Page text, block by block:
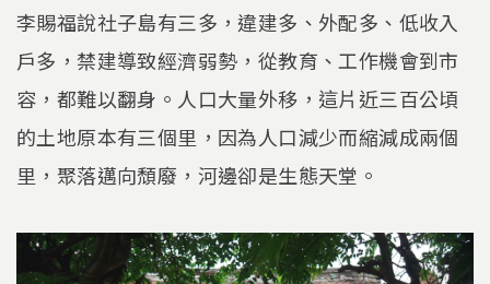
李賜福說社子島有三多，違建多、外配多、低收入
戶多，禁建導致經濟弱勢，從教育、工作機會到市
容，都難以翻身。人口大量外移，這片近三百公頃
的土地原本有三個里，因為人口減少而縮減成兩個
里，聚落邁向頹廢，河邊卻是生態天堂。